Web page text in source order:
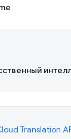
Translation